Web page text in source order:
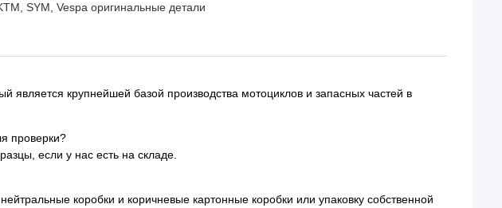
SYM, Vespa оригинальные детали
является крупнейшей базой производства мотоциклов и запасных частей в
проверки?
если у нас есть на складе.
коробки и коричневые картонные коробки или упаковку собственной